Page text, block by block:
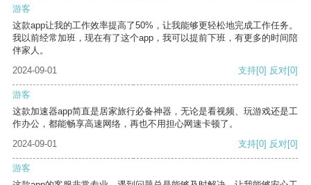
游客
这款app让我的工作效率提高了50%，让我能够更轻松地完成工作任务。
我以前经常加班，现在有了这个app，我可以提前下班，有更多的时间陪
伴家人。
2024-09-01
支持[0] 反对[0]
游客
这款加速器app简直是居家旅行必备神器，无论是看视频、玩游戏还是工
作办公，都能畅享高速网络，再也不用担心网速卡顿了。
2024-09-01
支持[0] 反对[0]
游客